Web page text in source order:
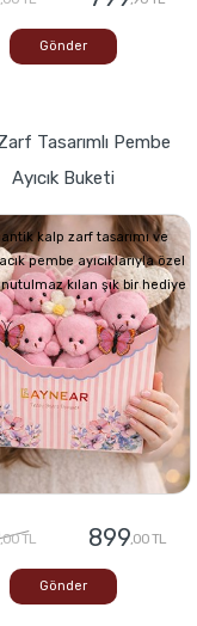
Gönder
Tasarımlı Pembe
Ayıcık Buketi
kalp zarf tasarımı ve
pembe ayıcıklarıyla özel
kılan şık bir hediye
,00 TL 899,00 TL
Gönder